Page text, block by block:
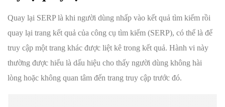
Quay lại SERP là khi người dùng nhấp vào kết quả tìm kiếm rồi
quay lại trang kết quả của công cụ tìm kiếm (SERP), có thể là để
truy cập một trang khác được liệt kê trong kết quả. Hành vi này
thường được hiểu là dấu hiệu cho thấy người dùng không hài
lòng hoặc không quan tâm đến trang truy cập trước đó.